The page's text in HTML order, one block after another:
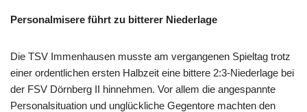
Personalmisere führt zu bitterer Niederlage
Die TSV Immenhausen musste am vergangenen Spieltag trotz
einer ordentlichen ersten Halbzeit eine bittere 2:3-Niederlage bei
der FSV Dörnberg II hinnehmen. Vor allem die angespannte
Personalsituation und unglückliche Gegentore machten den